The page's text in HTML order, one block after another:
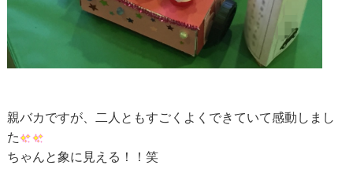
親バカですが、二人ともすごくよくできていて感動しまし
た
ちゃんと象に見える！！笑